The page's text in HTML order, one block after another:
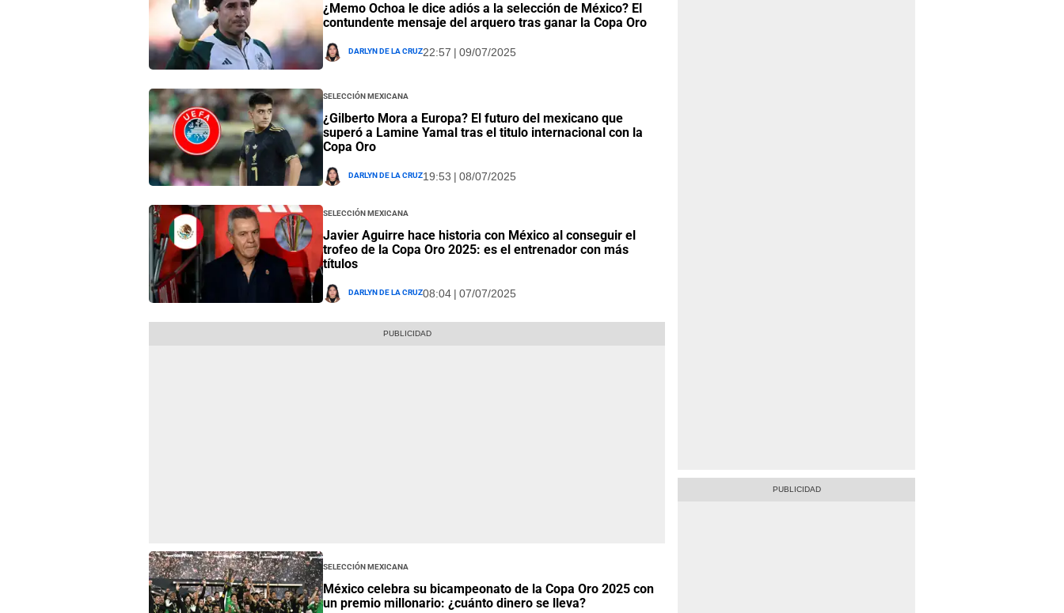
¿Memo Ochoa le dice adiós a la selección de México? El
contundente mensaje del arquero tras ganar la Copa Oro
Darlyn De La Cruz22:57 | 09/07/2025
Selección Mexicana
¿Gilberto Mora a Europa? El futuro del mexicano que
superó a Lamine Yamal tras el titulo internacional con la
Copa Oro
Darlyn De La Cruz19:53 | 08/07/2025
Selección Mexicana
Javier Aguirre hace historia con México al conseguir el
trofeo de la Copa Oro 2025: es el entrenador con más
títulos
Darlyn De La Cruz08:04 | 07/07/2025
Selección Mexicana
México celebra su bicampeonato de la Copa Oro 2025 con
un premio millonario: ¿cuánto dinero se lleva?